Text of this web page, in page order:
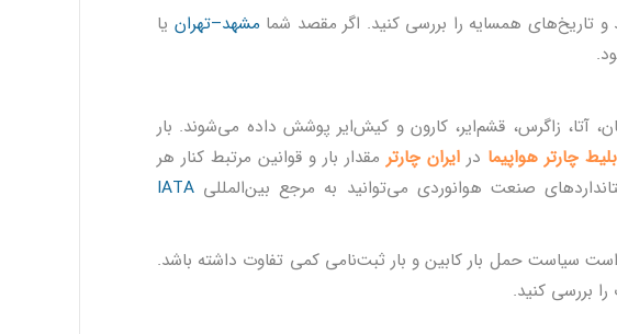
و تاریخ‌های همسایه را بررسی کنید. اگر مقصد شما مشهد–تهران یا
آتا، زاگرس، قشم‌ایر، کارون و کیش‌ایر پوشش داده می‌شوند. بار
بلیط چارتر هواپیما در ایران چارتر مقدار بار و قوانین مرتبط کنار هر
صنعت هوانوردی می‌توانید به مرجع بین‌المللی IATA
سیاست حمل بار کابین و بار ثبت‌نامی کمی تفاوت داشته باشد.
بررسی کنید.